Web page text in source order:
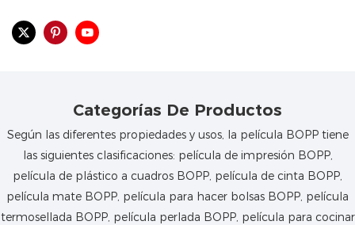
Categorías De Productos
Según las diferentes propiedades y usos, la película BOPP tiene
las siguientes clasificaciones: película de impresión BOPP,
película de plástico a cuadros BOPP, película de cinta BOPP,
película mate BOPP, película para hacer bolsas BOPP, película
termosellada BOPP, película perlada BOPP, película para cocinar